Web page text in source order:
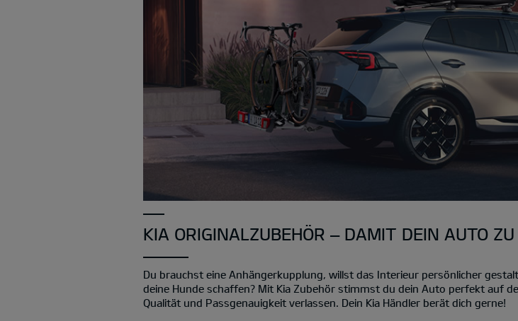
KIA ORIGINALZUBEHÖR – DAMIT DEIN AUTO ZU
Du brauchst eine Anhängerkupplung, willst das Interieur persönlicher
deine Hunde schaffen? Mit Kia Zubehör stimmst du dein Auto perfekt auf
Qualität und Passgenauigkeit verlassen. Dein Kia Händler berät dich gerne!